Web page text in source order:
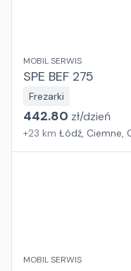
MOBIL SERWIS
SPE BEF 275
Frezarki
442.80 zł/dzień
+23 km Łódź, Ciemne,
MOBIL SERWIS